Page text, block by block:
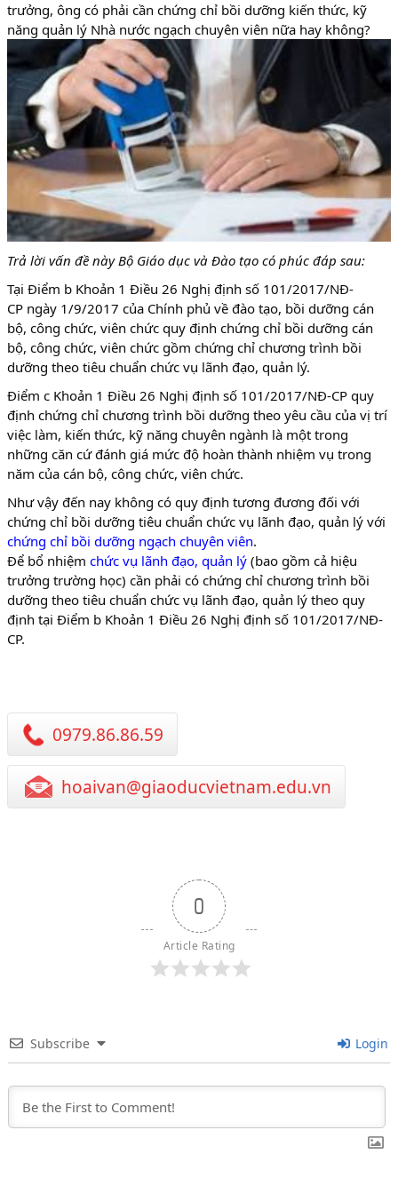
trưởng, ông có phải cần chứng chỉ bồi dưỡng kiến thức, kỹ
năng quản lý Nhà nước ngạch chuyên viên nữa hay không?
Trả lời vấn đề này Bộ Giáo dục và Đào tạo có phúc đáp sau:
Tại Điểm b Khoản 1 Điều 26 Nghị định số 101/2017/NĐ-
CP ngày 1/9/2017 của Chính phủ về đào tạo, bồi dưỡng cán
bộ, công chức, viên chức quy định chứng chỉ bồi dưỡng cán
bộ, công chức, viên chức gồm chứng chỉ chương trình bồi
dưỡng theo tiêu chuẩn chức vụ lãnh đạo, quản lý.
Điểm c Khoản 1 Điều 26 Nghị định số 101/2017/NĐ-CP quy
định chứng chỉ chương trình bồi dưỡng theo yêu cầu của vị trí
việc làm, kiến thức, kỹ năng chuyên ngành là một trong
những căn cứ đánh giá mức độ hoàn thành nhiệm vụ trong
năm của cán bộ, công chức, viên chức.
Như vậy đến nay không có quy định tương đương đối với
chứng chỉ bồi dưỡng tiêu chuẩn chức vụ lãnh đạo, quản lý với
chứng chỉ bồi dưỡng ngạch chuyên viên.
Để bổ nhiệm chức vụ lãnh đạo, quản lý (bao gồm cả hiệu
trưởng trường học) cần phải có chứng chỉ chương trình bồi
dưỡng theo tiêu chuẩn chức vụ lãnh đạo, quản lý theo quy
định tại Điểm b Khoản 1 Điều 26 Nghị định số 101/2017/NĐ-
CP.
0979.86.86.59
hoaivan@giaoducvietnam.edu.vn
0
Article Rating
Subscribe Login